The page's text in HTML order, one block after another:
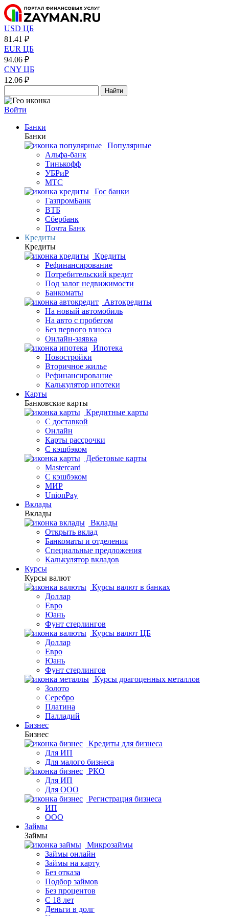
USD ЦБ
81.41 ₽
EUR ЦБ
94.06 ₽
CNY ЦБ
12.06 ₽
Найти
Войти
Банки
Банки
Популярные
Альфа-банк
Тинькофф
УБРиР
МТС
Гос банки
ГазпромБанк
ВТБ
Сбербанк
Почта Банк
Кредиты
Кредиты
Кредиты
Рефинансирование
Потребительский кредит
Под залог недвижимости
Банкоматы
Автокредиты
На новый автомобиль
На авто с пробегом
Без первого взноса
Онлайн-заявка
Ипотека
Новостройки
Вторичное жилье
Рефинансирование
Калькулятор ипотеки
Карты
Банковские карты
Кредитные карты
С доставкой
Онлайн
Карты рассрочки
С кэшбэком
Дебетовые карты
Mastercard
С кэшбэком
МИР
UnionPay
Вклады
Вклады
Вклады
Открыть вклад
Банкоматы и отделения
Специальные предложения
Калькулятор вкладов
Курсы
Курсы валют
Курсы валют в банках
Доллар
Евро
Юань
Фунт стерлингов
Курсы валют ЦБ
Доллар
Евро
Юань
Фунт стерлингов
Курсы драгоценных металлов
Золото
Серебро
Платина
Палладий
Бизнес
Бизнес
Кредиты для бизнеса
Для ИП
Для малого бизнеса
РКО
Для ИП
Для ООО
Регистрация бизнеса
ИП
ООО
Займы
Займы
Микрозаймы
Займы онлайн
Займы на карту
Без отказа
Подбор займов
Без процентов
С 18 лет
Деньги в долг